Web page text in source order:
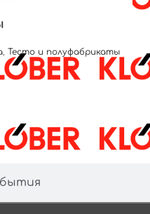
, Тесто и полуфабрикаты